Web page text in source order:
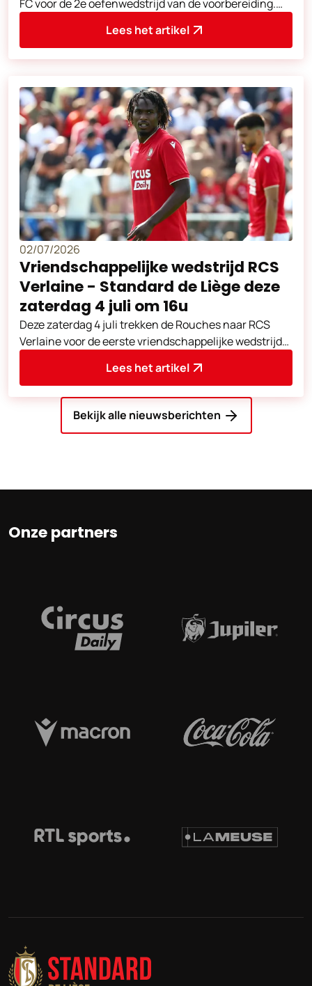
FC voor de 2e oefenwedstrijd van de voorbereiding.
Lees het artikel
02/07/2026
Vriendschappelijke wedstrijd RCS
Verlaine - Standard de Liège deze
zaterdag 4 juli om 16u
Deze zaterdag 4 juli trekken de Rouches naar RCS
Verlaine voor de eerste vriendschappelijke wedstrijd
Lees het artikel
Bekijk alle nieuwsberichten
Onze partners